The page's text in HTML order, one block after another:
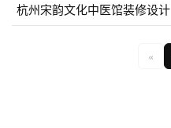
杭州宋韵文化中医馆装修设计
«